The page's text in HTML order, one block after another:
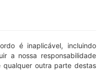
é inaplicável, incluindo
a nossa responsabilidade
outra parte destas